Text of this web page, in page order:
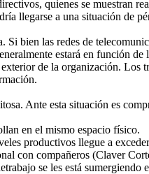
quienes se muestran
llegarse a una situación de
bien las redes de
estará en función de
de la organización. Los
Ante esta situación es
en el mismo espacio físico.
productivos llegue a
con compañeros (Claver
se les está sumergiendo